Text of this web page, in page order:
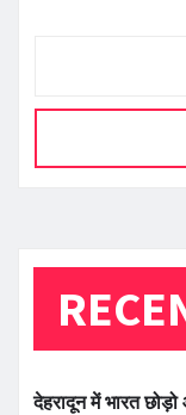
देहरादून में भारत